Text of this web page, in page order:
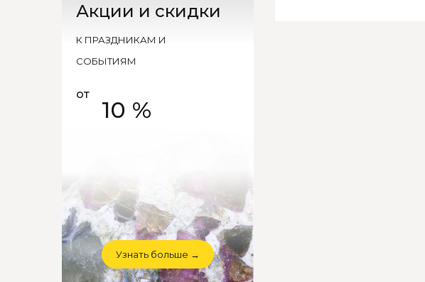
Акции и скидки
К ПРАЗДНИКАМ И
СОБЫТИЯМ
от
10 %
Узнать больше →